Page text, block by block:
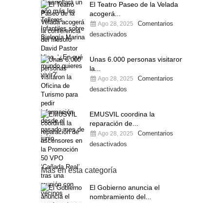
El Teatro Paseo de la Velada
acogerá...
Ago 28, 2025
Comentarios
desactivados
Unas 6.000 personas visitaron
la...
Ago 28, 2025
Comentarios
desactivados
EMUSVIL coordina la
reparación de...
Ago 28, 2025
Comentarios
desactivados
Más en esta categoría
El Gobierno anuncia el
nombramiento del...